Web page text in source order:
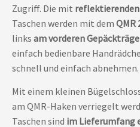
Zugriff. Die mit
Taschen werden mit dem QMR
links am vorderen
einfach bedienbare
schnell und einfach abnehmen.
Mit einem kleinen
am QMR-Haken verriegelt
Taschen sind im Lieferumfang